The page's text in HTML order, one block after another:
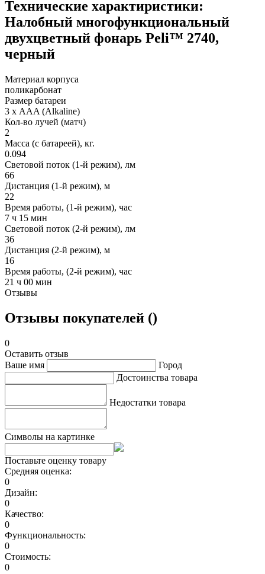
Технические характиристики:
Налобный многофункциональный
двухцветный фонарь Peli™ 2740,
черный
Материал корпуса
поликарбонат
Размер батареи
3 х AAA (Alkaline)
Кол-во лучей (матч)
2
Масса (с батареей), кг.
0.094
Световой поток (1-й режим), лм
66
Дистанция (1-й режим), м
22
Время работы, (1-й режим), час
7 ч 15 мин
Световой поток (2-й режим), лм
36
Дистанция (2-й режим), м
16
Время работы, (2-й режим), час
21 ч 00 мин
Отзывы
Отзывы покупателей ()
0
Оставить отзыв
Ваше имя
Город
Достоинства товара
Недостатки товара
Символы на картинке
Поставьте оценку товару
Средняя оценка:
0
Дизайн:
0
Качество:
0
Функциональность:
0
Стоимость:
0